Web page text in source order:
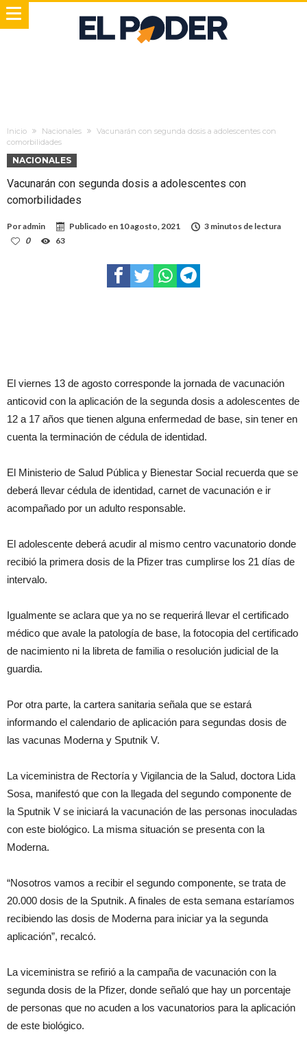
Inicio Nacionales
Vacunarán con segunda dosis a adolescentes con
comorbilidades
NACIONALES
Vacunarán con segunda dosis a adolescentes con
comorbilidades
Poradmin Publicado en 10 agosto, 2021
3 minutos de lectura
0
63
El viernes 13 de agosto corresponde la jornada de vacunación
anticovid con la aplicación de la segunda dosis a adolescentes de
12 a 17 años que tienen alguna enfermedad de base, sin tener en
cuenta la terminación de cédula de identidad.
El Ministerio de Salud Pública y Bienestar Social recuerda que se
deberá llevar cédula de identidad, carnet de vacunación e ir
acompañado por un adulto responsable.
El adolescente deberá acudir al mismo centro vacunatorio donde
recibió la primera dosis de la Pfizer tras cumplirse los 21 días de
intervalo.
Igualmente se aclara que ya no se requerirá llevar el certificado
médico que avale la patología de base, la fotocopia del certificado
de nacimiento ni la libreta de familia o resolución judicial de la
guardia.
Por otra parte, la cartera sanitaria señala que se estará
informando el calendario de aplicación para segundas dosis de
las vacunas Moderna y Sputnik V.
La viceministra de Rectoría y Vigilancia de la Salud, doctora Lida
Sosa, manifestó que con la llegada del segundo componente de
la Sputnik V se iniciará la vacunación de las personas inoculadas
con este biológico. La misma situación se presenta con la
Moderna.
“Nosotros vamos a recibir el segundo componente, se trata de
20.000 dosis de la Sputnik. A finales de esta semana estaríamos
recibiendo las dosis de Moderna para iniciar ya la segunda
aplicación”, recalcó.
La viceministra se refirió a la campaña de vacunación con la
segunda dosis de la Pfizer, donde señaló que hay un porcentaje
de personas que no acuden a los vacunatorios para la aplicación
de este biológico.